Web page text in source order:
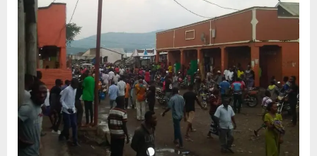
Le
Maombi
Katsongo
appelle
à
une
mobilisation
contre